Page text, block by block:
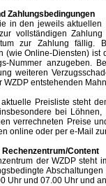
Zahlungsbedingungen
jeweils aktuellen
vollständigen
zur Zahlung fällig.
(wie Online-Diensten)
Nummer anzugeben.
weiteren
WZDP entstehenden
Preisliste steht dem
bei
verrechneten Preise
online oder per e-Mail
Content
der WZDP steht im
Uhr und 07.00 Uhr und